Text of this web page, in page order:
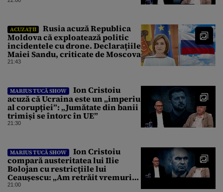
ACUZAȚII
Rusia acuză Republica
Moldova că exploatează politic
incidentele cu drone. Declarațiile
Maiei Sandu, criticate de Moscova
21:43
MARIUS TUCĂ SHOW
Ion Cristoiu
acuză că Ucraina este un „imperiu
al corupției”: „Jumătate din banii
trimiși se întorc în UE”
21:30
MARIUS TUCĂ SHOW
Ion Cristoiu
compară austeritatea lui Ilie
Bolojan cu restricțiile lui
Ceaușescu: „Am retrăit vremurile
tinereții”
21:00